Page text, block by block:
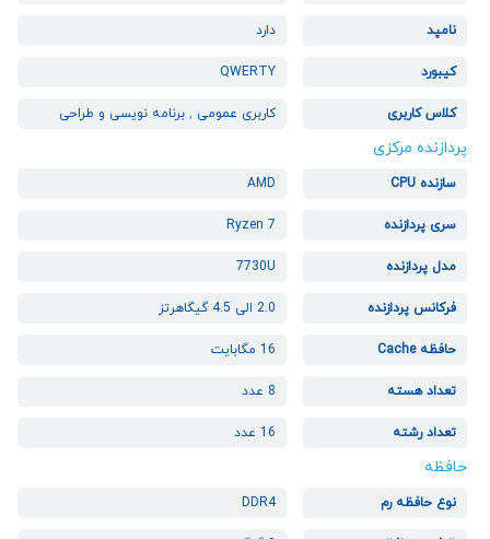
نامپد دارد
کیبورد QWERTY
کلاس کاربری کاربری عمومی ,برنامه نویسی و طراحی
پردازنده مرکزی
سازنده CPU AMD
سری پردازنده Ryzen 7
مدل پردازنده 7730U
فرکانس پردازنده 2.0 الی 4.5 گیگاهرتز
حافظه Cache 16 مگابایت
تعداد هسته 8 عدد
تعداد رشته 16 عدد
حافظه
نوع حافظه رم DDR4